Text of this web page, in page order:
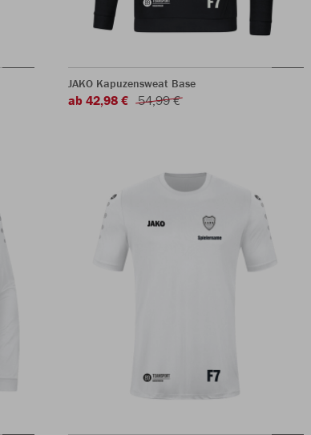
JAKO Kapuzensweat Base
ab 42,98 € 54,99 €